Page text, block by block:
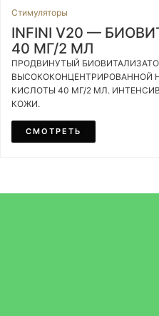
Стимуляторы
INFINI V20 —
40 МГ/2 МЛ
ПРОДВИНУТЫЙ
ВЫСОКОКОНЦЕНТРИРОВАННОЙ
КИСЛОТЫ 40 МГ/2 МЛ.
КОЖИ.
СМОТРЕТЬ